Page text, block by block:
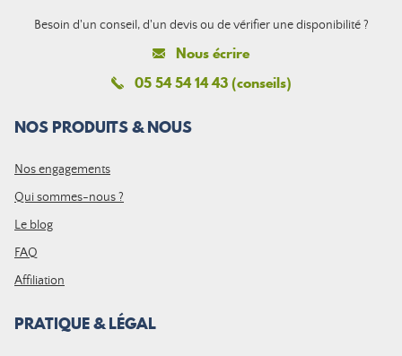
Besoin d'un conseil, d'un devis ou de vérifier une disponibilité ?
Nous écrire
05 54 54 14 43 (conseils)
NOS PRODUITS & NOUS
Nos engagements
Qui sommes-nous ?
Le blog
FAQ
Affiliation
PRATIQUE & LÉGAL